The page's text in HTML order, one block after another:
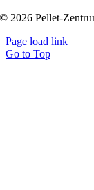
© 2026 Pellet-
Page load link
Go to Top